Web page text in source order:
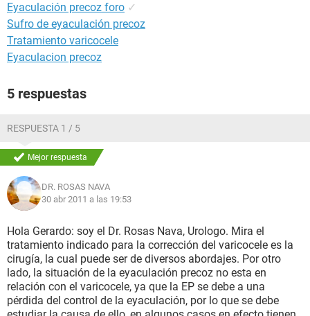
Eyaculación precoz foro ✓
Sufro de eyaculación precoz
Tratamiento varicocele
Eyaculacion precoz
5 respuestas
RESPUESTA 1 / 5
Mejor respuesta
DR. ROSAS NAVA
30 abr 2011 a las 19:53
Hola Gerardo: soy el Dr. Rosas Nava, Urologo. Mira el
tratamiento indicado para la corrección del varicocele es la
cirugía, la cual puede ser de diversos abordajes. Por otro
lado, la situación de la eyaculación precoz no esta en
relación con el varicocele, ya que la EP se debe a una
pérdida del control de la eyaculación, por lo que se debe